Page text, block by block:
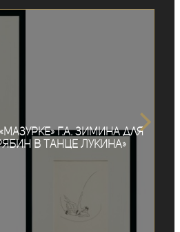
Г.А. Зимина для
в танце Лукина»